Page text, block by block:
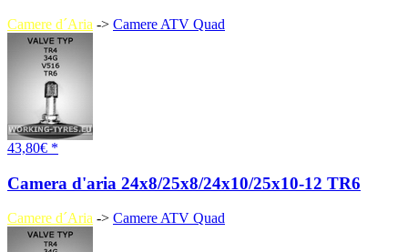
Camere d´Aria -> Camere ATV Quad
43,80€ *
Camera d'aria 24x8/25x8/24x10/25x10-12 TR6
Camere d´Aria -> Camere ATV Quad